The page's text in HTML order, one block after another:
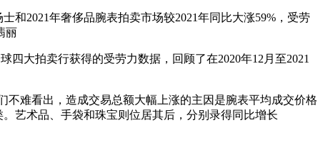
和2021年奢侈品腕表拍卖市场较2021年同比大涨59%，受劳
丽
大拍卖行获得的受劳力数据，回顾了在2020年12月至2021
难看出，造成交易总额大幅上涨的主因是腕表平均成交价格
艺术品、手袋和珠宝则位居其后，分别录得同比增长